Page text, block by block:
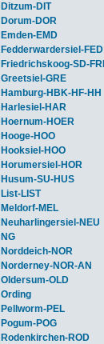
Ditzum-DIT
Dorum-DOR
Emden-EMD
Fedderwardersiel-FED
Friedrichskoog-SD-FRI
Greetsiel-GRE
Hamburg-HBK-HF-HH
Harlesiel-HAR
Hoernum-HOER
Hooge-HOO
Hooksiel-HOO
Horumersiel-HOR
Husum-SU-HUS
List-LIST
Meldorf-MEL
Neuharlingersiel-NEU
NG
Norddeich-NOR
Norderney-NOR-AN
Oldersum-OLD
Ording
Pellworm-PEL
Pogum-POG
Rodenkirchen-ROD